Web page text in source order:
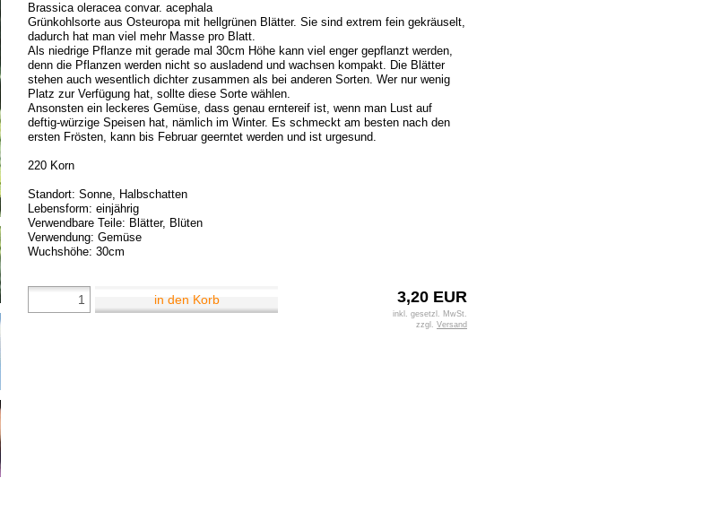
Brassica oleracea convar. acephala
Grünkohlsorte aus Osteuropa mit hellgrünen Blätter. Sie sind extrem fein gekräuselt,
dadurch hat man viel mehr Masse pro Blatt.
Als niedrige Pflanze mit gerade mal 30cm Höhe kann viel enger gepflanzt werden,
denn die Pflanzen werden nicht so ausladend und wachsen kompakt. Die Blätter
stehen auch wesentlich dichter zusammen als bei anderen Sorten. Wer nur wenig
Platz zur Verfügung hat, sollte diese Sorte wählen.
Ansonsten ein leckeres Gemüse, dass genau erntereif ist, wenn man Lust auf
deftig-würzige Speisen hat, nämlich im Winter. Es schmeckt am besten nach den
ersten Frösten, kann bis Februar geerntet werden und ist urgesund.
220 Korn
Standort: Sonne, Halbschatten
Lebensform: einjährig
Verwendbare Teile: Blätter, Blüten
Verwendung: Gemüse
Wuchshöhe: 30cm
3,20 EUR
inkl. gesetzl. MwSt.
zzgl. Versand
in den Korb